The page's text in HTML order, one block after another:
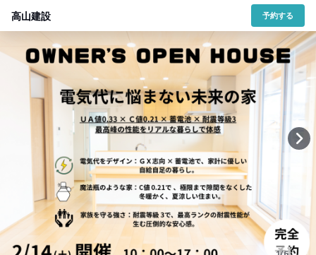
高山建設 予約する